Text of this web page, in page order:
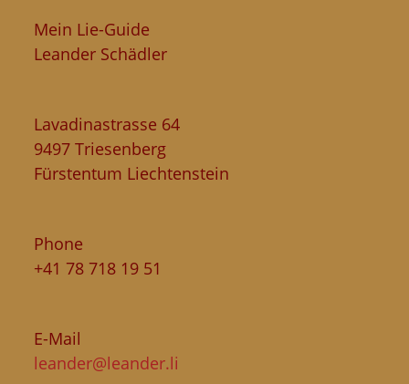
Mein Lie-Guide
Leander Schädler
Lavadinastrasse 64
9497 Triesenberg
Fürstentum Liechtenstein
Phone
+41 78 718 19 51
E-Mail
leander@leander.li